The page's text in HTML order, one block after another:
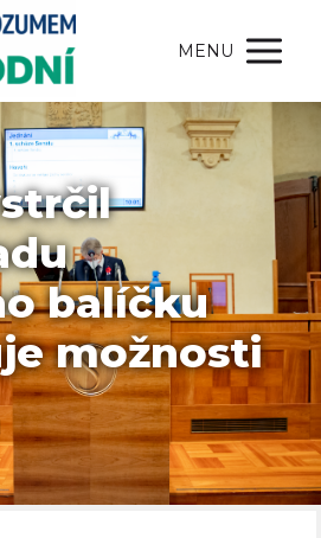
MENU
balíčku
možnosti